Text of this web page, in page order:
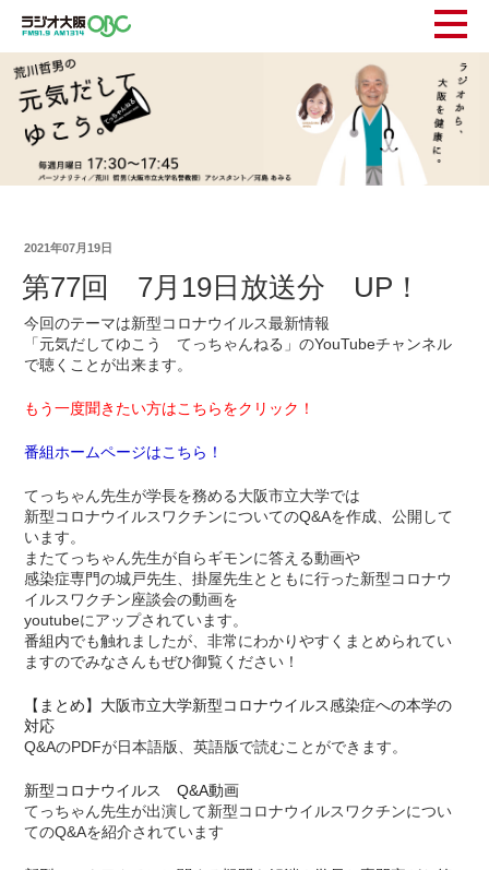
2021年07月19日
第77回 7月19日放送分 UP！
今回のテーマは新型コロナウイルス最新情報
「元気だしてゆこう てっちゃんねる」のYouTubeチャンネル
で聴くことが出来ます。
もう一度聞きたい方はこちらをクリック！
番組ホームページはこちら！
てっちゃん先生が学長を務める大阪市立大学では
新型コロナウイルスワクチンについてのQ&Aを作成、公開して
います。
またてっちゃん先生が自らギモンに答える動画や
感染症専門の城戸先生、掛屋先生とともに行った新型コロナウ
イルスワクチン座談会の動画を
youtubeにアップされています。
番組内でも触れましたが、非常にわかりやすくまとめられてい
ますのでみなさんもぜひ御覧ください！
【まとめ】大阪市立大学新型コロナウイルス感染症への本学の
対応
Q&AのPDFが日本語版、英語版で読むことができます。
新型コロナウイルス Q&A動画
てっちゃん先生が出演して新型コロナウイルスワクチンについ
てのQ&Aを紹介されています